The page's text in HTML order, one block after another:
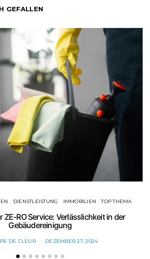
GEFALLEN
DIENSTLEISTUNG IMMOBILIEN TOP THEMA
ZE-RO Service: Verlässlichkeit in der
Gebäudereinigung
DE CLEUR DEZEMBER 27, 2024